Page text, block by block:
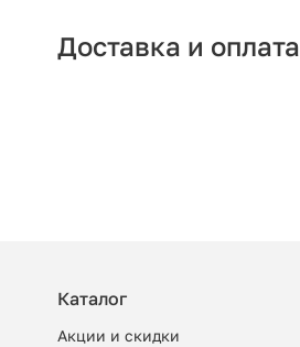
Доставка и оплата
Каталог
Акции и скидки